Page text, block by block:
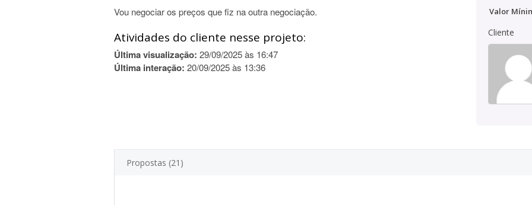
Vou negociar os preços que fiz na outra negociação.
Atividades do cliente nesse projeto:
Última visualização: 29/09/2025 às 16:47
Última interação: 20/09/2025 às 13:36
Valor
Cliente
Propostas (21)